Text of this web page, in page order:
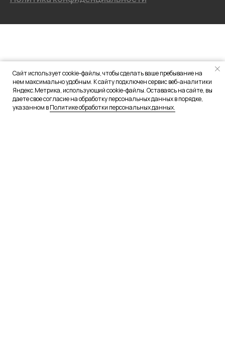
Сайт использует cookie-файлы, чтобы сделать ваше пребывание на
нем максимально удобным. К сайту подключен сервис веб-аналитики
Яндекс.Метрика, использующий cookie-файлы. Оставаясь на сайте, вы
даете свое согласие на обработку персональных данных в порядке,
указанном вПолитике обработки персональных данных.